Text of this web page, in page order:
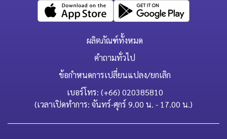
ผลิตภัณฑ์ทั้งหมด
คำถามทั่วไป
ข้อกำหนดการเปลี่ยนแปลง/ยกเลิก
เบอร์โทร: (+66) 020385810
(เวลาเปิดทำการ: จันทร์-ศุกร์ 9.00 น. - 17.00 น.)